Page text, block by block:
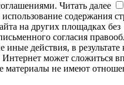
Читать далее
содержания
на других площадках без
согласия
действия, в результате
Интернет может сложиться
материалы не имеют